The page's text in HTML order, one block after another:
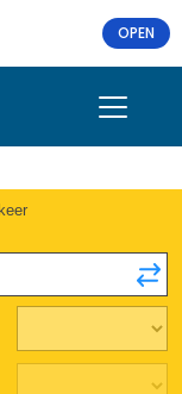
OPEN